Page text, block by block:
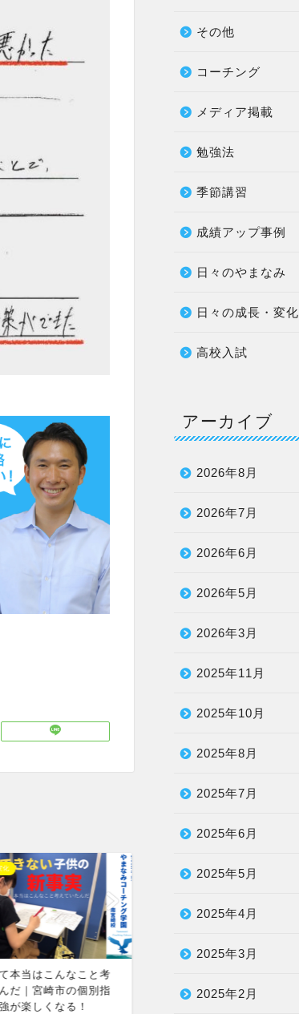
本当はこんなこと考
だ｜宮崎市の個別指
が楽しくなる！
成績アップ事例
県統一模試40点→64点（24点
その他
コーチング
メディア掲載
勉強法
季節講習
成績アップ事例
日々のやまなみ
日々の成長・変化
高校入試
アーカイブ
2026年8月
2026年7月
2026年6月
2026年5月
2026年3月
2025年11月
2025年10月
2025年8月
2025年7月
2025年6月
2025年5月
2025年4月
2025年3月
2025年2月